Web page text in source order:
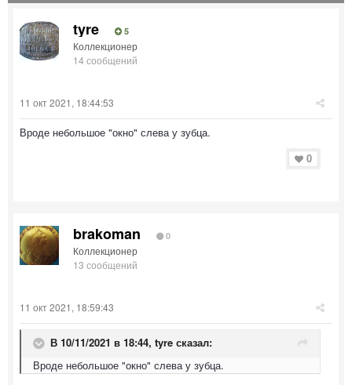
tyre 5
Коллекционер
14 сообщений
11 окт 2021, 18:44:53
Вроде небольшое "окно" слева у зубца.
0
brakoman 0
Коллекционер
13 сообщений
11 окт 2021, 18:59:43
В 10/11/2021 в 18:44, tyre сказал:
Вроде небольшое "окно" слева у зубца.